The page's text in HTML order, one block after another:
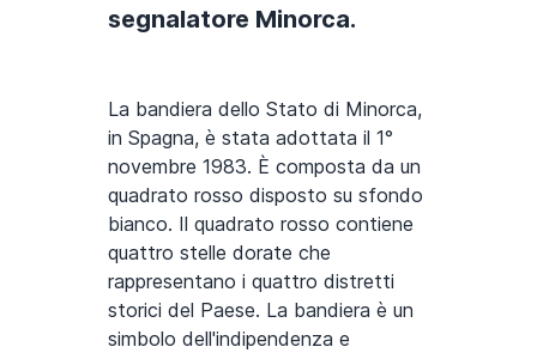
segnalatore Minorca.
La bandiera dello Stato di Minorca,
in Spagna, è stata adottata il 1°
novembre 1983. È composta da un
quadrato rosso disposto su sfondo
bianco. Il quadrato rosso contiene
quattro stelle dorate che
rappresentano i quattro distretti
storici del Paese. La bandiera è un
simbolo dell'indipendenza e